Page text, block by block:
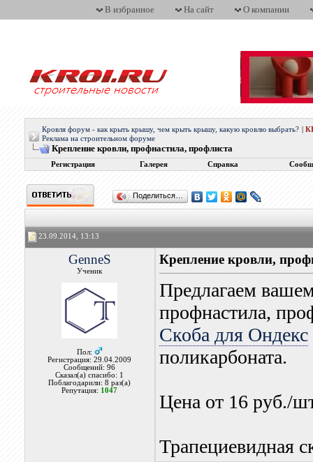
В избранное На сайт О компании
Кровля форум - как крыть крышу, чем крыть крышу, какую кровлю выбрать?
Реклама на строительном форуме
Крепление кровли, профнастила, профлиста
Регистрация Галерея Справка
Поделиться…
23.09.2014, 13:13
GenneS
Ученик
Пол:
Регистрация: 29.04.2009
Сообщений: 96
Сказал(а) спасибо: 1
Поблагодарили: 8 раз(а)
Репутация: 1047
Крепление кровли,
Предлагаем
профнастила,
Скоба для Ондекс
поликарбоната.
Цена от 16 руб./
Трапециевидная